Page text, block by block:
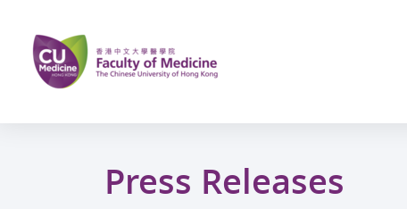
main
content
Press Releases